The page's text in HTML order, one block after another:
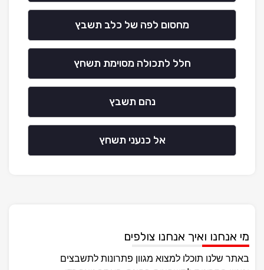
מחסום לפה של כלב תשבץ
חלל לתכולה מסוימת תשחץ
נהם תשבץ
אל כנעני תשחץ
מי אנחנו ואיך אנחנו צולפים
באתר שלנו תוכלו למצוא מגוון פתרונות לתשבצים